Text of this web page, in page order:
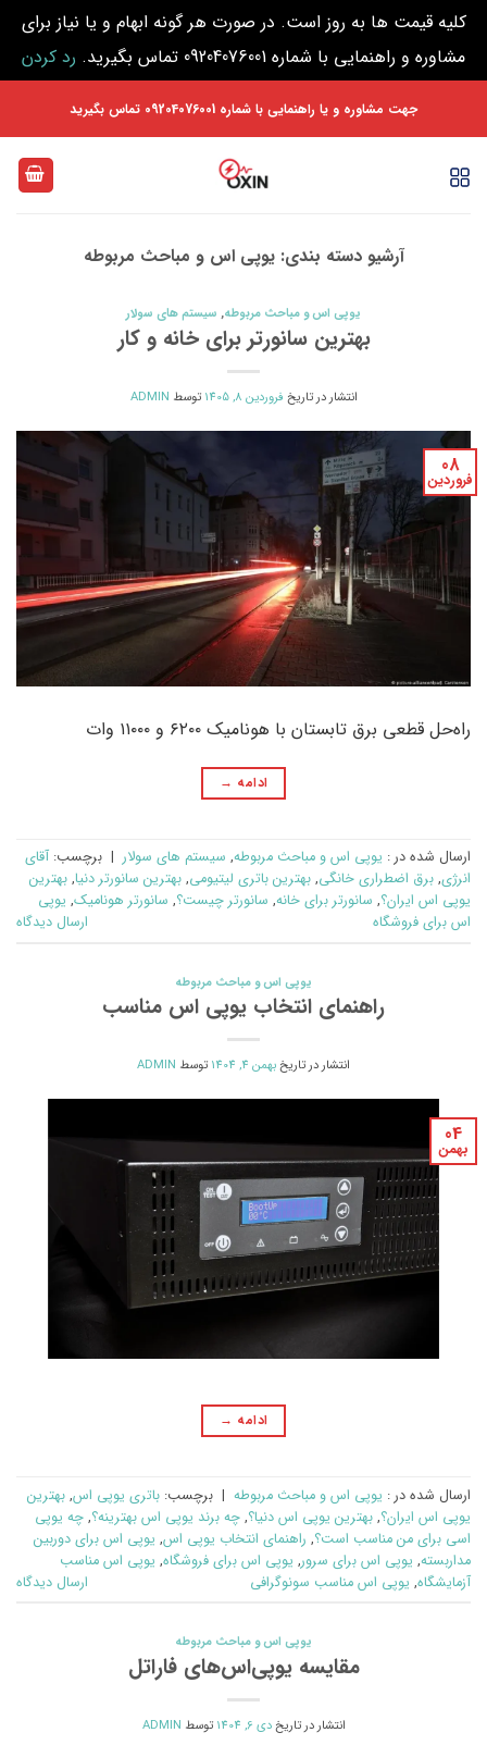
کلیه قیمت ها به روز است. در صورت هر گونه ابهام و یا نیاز برای
مشاوره و راهنمایی با شماره 09204076001 تماس بگیرید.
رد کردن
جهت مشاوره و یا راهنمایی با شماره 09204076001 تماس بگیرید
آرشیو دسته بندی:یوپی اس و مباحث مربوطه
یوپی اس و مباحث مربوطه, سیستم های سولار
بهترین سانورتر برای خانه و کار
انتشار در تاریخ فروردین 8, 1405 توسط ADMIN
08
فروردین
راه‌حل قطعی برق تابستان با هونامیک ۶۲۰۰ و ۱۱۰۰۰ وات
ادامه →
ارسال شده در : یوپی اس و مباحث مربوطه, سیستم های سولار | برچسب: آقای
انرژی, برق اضطراری خانگی, بهترین باتری لیتیومی, بهترین سانورتر دنیا, بهترین
یوپی اس ایران؟, سانورتر برای خانه, سانورتر چیست؟, سانورتر هونامیک, یوپی
اس برای فروشگاه
ارسال دیدگاه
یوپی اس و مباحث مربوطه
راهنمای انتخاب یوپی اس مناسب
انتشار در تاریخبهمن 4, 1404 توسط ADMIN
04
بهمن
ادامه →
ارسال شده در : یوپی اس و مباحث مربوطه | برچسب: باتری یوپی اس, بهترین
یوپی اس ایران؟, بهترین یوپی اس دنیا؟, چه برند یوپی اس بهترینه؟, چه یوپی
اسی برای من مناسب است؟, راهنمای انتخاب یوپی اس, یوپی اس برای دوربین
مداربسته, یوپی اس برای سرور, یوپی اس برای فروشگاه, یوپی اس مناسب
آزمایشگاه, یوپی اس مناسب سونوگرافی ارسال دیدگاه
یوپی اس و مباحث مربوطه
مقایسه یوپی‌اس‌های فاراتل
انتشار در تاریخدی 6, 1404 توسط ADMIN